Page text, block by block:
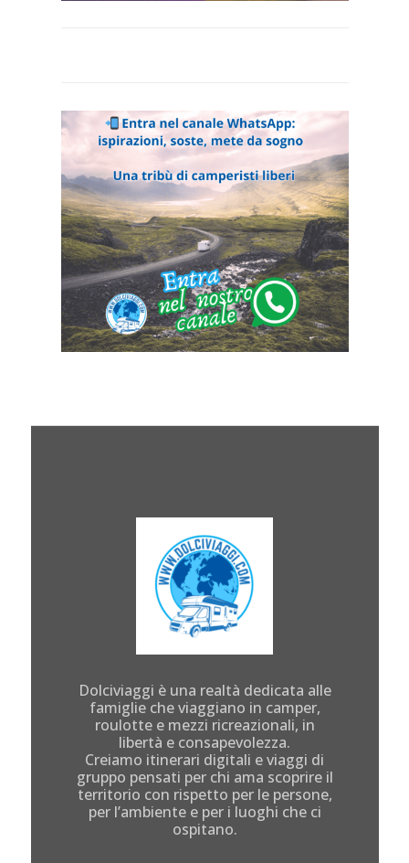
Dolciviaggi è una realtà dedicata alle
famiglie che viaggiano in camper,
roulotte e mezzi ricreazionali, in
libertà e consapevolezza.
Creiamo itinerari digitali e viaggi di
gruppo pensati per chi ama scoprire il
territorio con rispetto per le persone,
per l’ambiente e per i luoghi che ci
ospitano.